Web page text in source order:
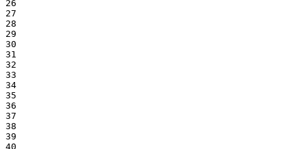
26
27
28
29
30
31
32
33
34
35
36
37
38
39
40